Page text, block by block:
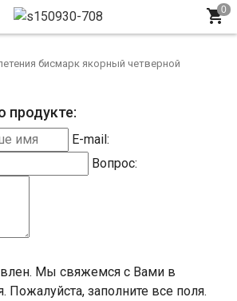
бисмарк якорный четверной
продукте:
E-mail:
Вопрос:
Мы свяжемся с Вами в
Пожалуйста, заполните все поля.